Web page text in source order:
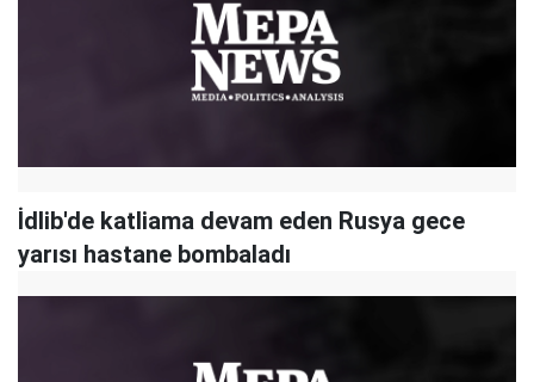
İdlib'de katliama devam eden Rusya gece
yarısı hastane bombaladı